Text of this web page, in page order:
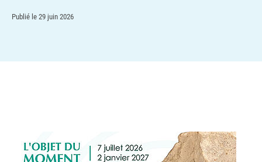
Publié le 29 juin 2026